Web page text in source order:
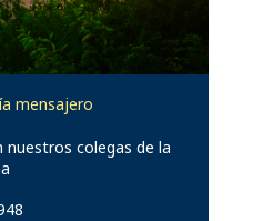
federales
mensajero
colegas de la